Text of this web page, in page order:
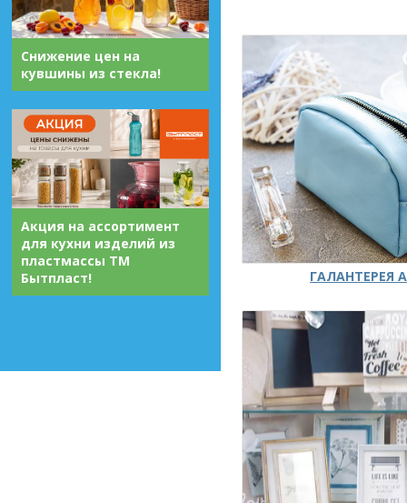
Снижение цен на
кувшины из стекла!
Акция на ассортимент
для кухни изделий из
пластмассы ТМ
Бытпласт!
ГАЛАНТЕРЕЯ